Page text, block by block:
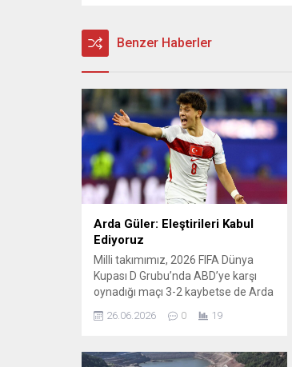
Benzer Haberler
Arda Güler: Eleştirileri Kabul
Ediyoruz
Milli takımımız, 2026 FIFA Dünya
Kupası D Grubu’nda ABD’ye karşı
oynadığı maçı 3-2 kaybetse de Arda
havalandırdı. Maç sonrası konuşan
gelen eleştirileri açık bir dille
26.06.2026 0 19